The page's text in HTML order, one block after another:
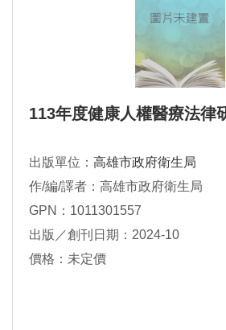
113年度健康人權醫療法律
出版單位： 高雄市政府衛生局
作/編/譯者：高雄市政府衛生局
GPN：1011301557
出版／創刊日期：2024-10
價格：未定價